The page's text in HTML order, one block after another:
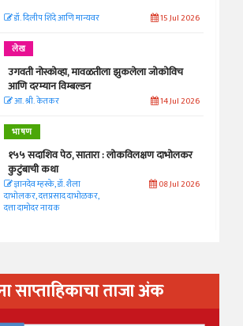
डॉ. दिलीप शिंदे आणि मान्यवर 15 Jul 2026
लेख
उगवती नोस्कोव्हा, मावळतीला झुकलेला जोकोविच
आणि दरम्यान विम्बल्डन
आ. श्री. केतकर 14 Jul 2026
भाषण
१५५ सदाशिव पेठ, सातारा : लोकविलक्षण दाभोलकर
कुटुंबाची कथा
ज्ञानदेव म्हस्के, डॉ. शैला
दाभोलकर, दत्तप्रसाद दाभोळकर,
दत्ता दामोदर नायक
08 Jul 2026
साप्ताहिकाचा ताजा अंक